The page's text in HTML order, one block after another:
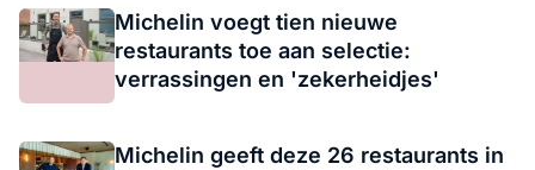
Michelin voegt tien nieuwe
restaurants toe aan selectie:
verrassingen en 'zekerheidjes'
Michelin geeft deze 26 restaurants in